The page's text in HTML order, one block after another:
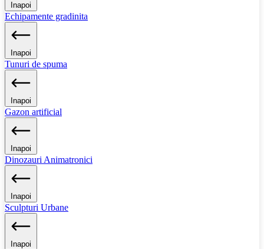
Inapoi
Echipamente gradinita
Inapoi
Tunuri de spuma
Inapoi
Gazon artificial
Inapoi
Dinozauri Animatronici
Inapoi
Sculpturi Urbane
Inapoi